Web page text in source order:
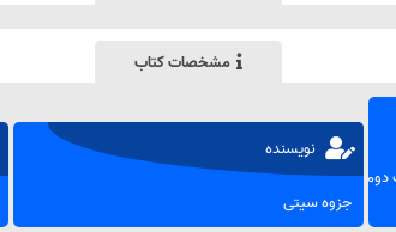
مشخصات کتاب
دوم
نویسنده
جزوه سیتی